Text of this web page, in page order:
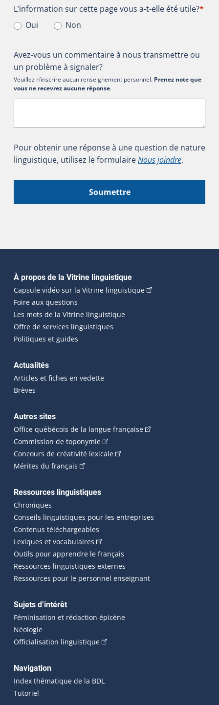
L’information sur cette page vous a-t-elle été utile?
L’information sur cette page vous a-t-elle été utile?*
Oui
Non
Avez-vous un commentaire à nous transmettre ou
un problème à signaler?
Veuillez n’inscrire aucun renseignement personnel. Prenez note que
vous ne recevrez aucune réponse.
Pour obtenir une réponse à une question de nature
linguistique, utilisez le formulaireNous joindre.
Soumettre
Navigation principale
À propos de la Vitrine linguistique
Capsule vidéo sur la Vitrine linguistique(Cet hyperlien
Foire aux questions
Les mots de la Vitrine linguistique
Offre de services linguistiques
Politiques et guides
Actualités
Articles et fiches en vedette
Brèves
Autres sites
Office québécois de la langue française(Cet hyperlien
Commission de toponymie(Cet hyperlien externe s'ouvrira
Concours de créativité lexicale(Cet hyperlien externe
Mérites du français (Cet hyperlien externe s'ouvrira dans une
Ressources linguistiques
Chroniques
Conseils linguistiques pour les entreprises
Contenus téléchargeables
Lexiques et vocabulaires (Cet hyperlien externe s'ouvrira
Outils pour apprendre le français
Ressources linguistiques externes
Ressources pour le personnel enseignant
Sujets d’intérêt
Féminisation et rédaction épicène
Néologie
Officialisation linguistique(Cet hyperlien externe s'ouvrira
Navigation
Index thématique de la BDL
Tutoriel